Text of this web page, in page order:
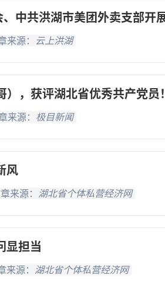
中共洪湖市美团外卖支部开
来源： 云上洪湖
），获评湖北省优秀共产党员
来源： 极目新闻
风
来源： 湖北省个体私营经济网
显担当
来源： 湖北省个体私营经济网